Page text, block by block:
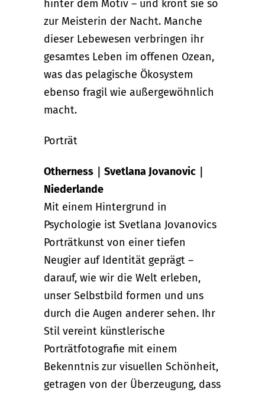
hinter dem Motiv – und krönt sie so
zur Meisterin der Nacht. Manche
dieser Lebewesen verbringen ihr
gesamtes Leben im offenen Ozean,
was das pelagische Ökosystem
ebenso fragil wie außergewöhnlich
macht.
Porträt
Otherness｜Svetlana Jovanovic｜
Niederlande
Mit einem Hintergrund in
Psychologie ist Svetlana Jovanovics
Porträtkunst von einer tiefen
Neugier auf Identität geprägt –
darauf, wie wir die Welt erleben,
unser Selbstbild formen und uns
durch die Augen anderer sehen. Ihr
Stil vereint künstlerische
Porträtfotografie mit einem
Bekenntnis zur visuellen Schönheit,
getragen von der Überzeugung, dass